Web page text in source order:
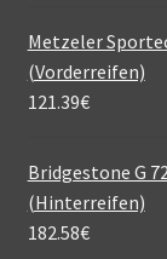
Metzeler
(Vorderreifen)
121.39€
Bridgestone G
(Hinterreifen)
182.58€